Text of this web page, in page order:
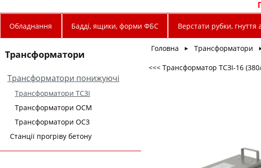
Обладнання Бадді, ящики, форми ФБС Верстати рубки, гнуття
Трансформатори
Трансформатори понижуючі
Трансформатори ТСЗІ
Трансформатори ОСМ
Трансформатори ОСЗ
Станції прогріву бетону
Головна ► Трансформатори
<<< Трансформатор ТСЗІ-16